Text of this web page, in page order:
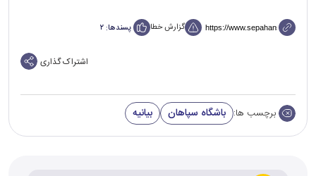
گزارش خطا پسندها: ۲
اشتراک گذاری
برچسب ها: باشگاه سپاهان بیانیه